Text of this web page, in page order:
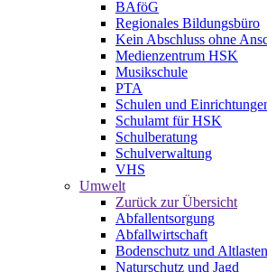
BAföG
Regionales Bildungsbüro
Kein Abschluss ohne
Medienzentrum HSK
Musikschule
PTA
Schulen und
Schulamt für HSK
Schulberatung
Schulverwaltung
VHS
Umwelt
Zurück zur Übersicht
Abfallentsorgung
Abfallwirtschaft
Bodenschutz und Altlasten
Naturschutz und Jagd